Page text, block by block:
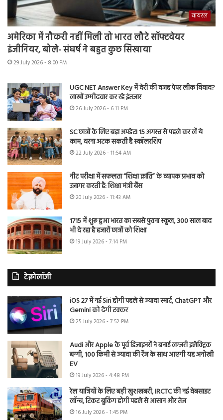
वायरल
अमेरिका में नौकरी नहीं मिली तो भारत लौटे सॉफ्टवेयर
इंजीनियर, बोले- संघर्ष ने बहुत कुछ सिखाया
29 July 2026 - 8:00 PM
UGC NET Answer Key में देरी की वजह पेपर लीक विवाद?
लाखों उम्मीदवार कर रहे इंतजार
26 July 2026 - 6:11 PM
SC छात्रों के लिए बड़ा अपडेट! 15 अगस्त से पहले कर लें ये
काम, वरना अटक सकती है स्कॉलरशिप
22 July 2026 - 11:54 AM
नीट परीक्षा में सफलता “शिक्षा क्रांति” के व्यापक प्रभाव को
उजागर करती है: शिक्षा मंत्री बैंस
20 July 2026 - 11:43 AM
1715 में शुरू हुआ भारत का सबसे पुराना स्कूल, 300 साल बाद
भी दे रहा है हजारों छात्रों को शिक्षा
19 July 2026 - 7:14 PM
टेक्नोलॉजी
iOS 27 में नई Siri होगी पहले से ज्यादा स्मार्ट, ChatGPT और
Gemini को देगी टक्कर
25 July 2026 - 7:52 PM
Audi और Apple के पूर्व डिजाइनरों ने बनाई लग्जरी इलेक्ट्रिक
बग्गी, 100 किमी से ज्यादा की रेंज के साथ आएगी यह अनोखी
EV
19 July 2026 - 4:48 PM
रेल यात्रियों के लिए बड़ी खुशखबरी, IRCTC की नई वेबसाइट
लॉन्च, टिकट बुकिंग होगी पहले से आसान और तेज
16 July 2026 - 1:45 PM